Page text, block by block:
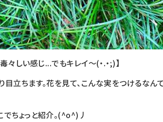
々しい感じ...でもキレイ～(・.・;)】
立ちます。花を見て、こんな実をつけるなん
ちょっと紹介。(^o^)丿